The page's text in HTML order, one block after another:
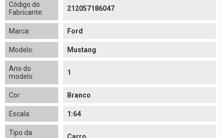
Código do
Fabricante:
212057186047
Marca: Ford
Modelo: Mustang
Ano do
modelo:
1
Cor: Branco
Escala: 1:64
Tipo da